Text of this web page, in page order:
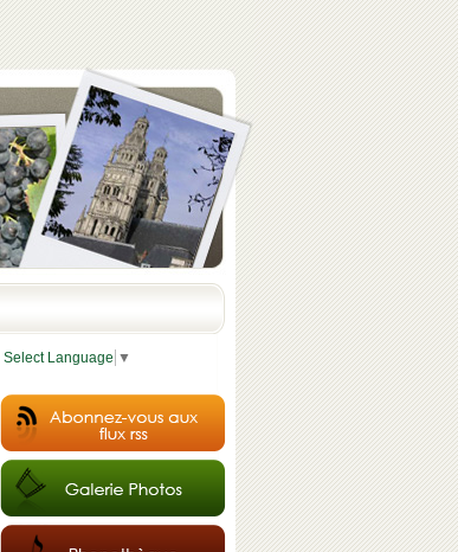
Select Language ▼